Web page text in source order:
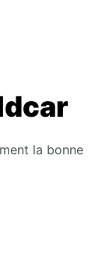
la bonne